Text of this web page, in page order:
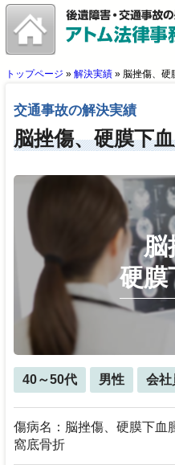
トップページ » 解決実績» 脳挫傷、硬
交通事故の解決実績
脳挫傷、硬膜下
脳
硬膜
40～50代 男性 会社
傷病名：脳挫傷、硬膜下血
窩底骨折